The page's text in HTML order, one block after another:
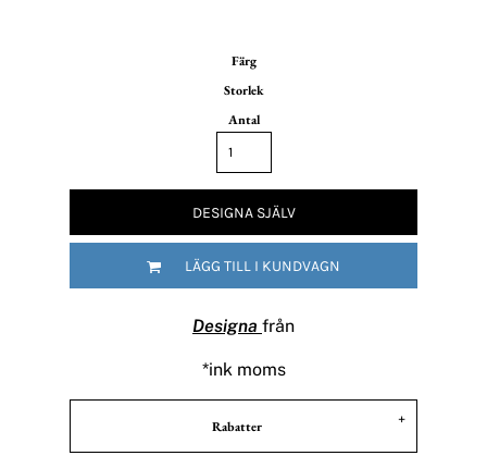
Färg
Storlek
Antal
DESIGNA SJÄLV
LÄGG TILL I KUNDVAGN
Designa från
*ink moms
Rabatter